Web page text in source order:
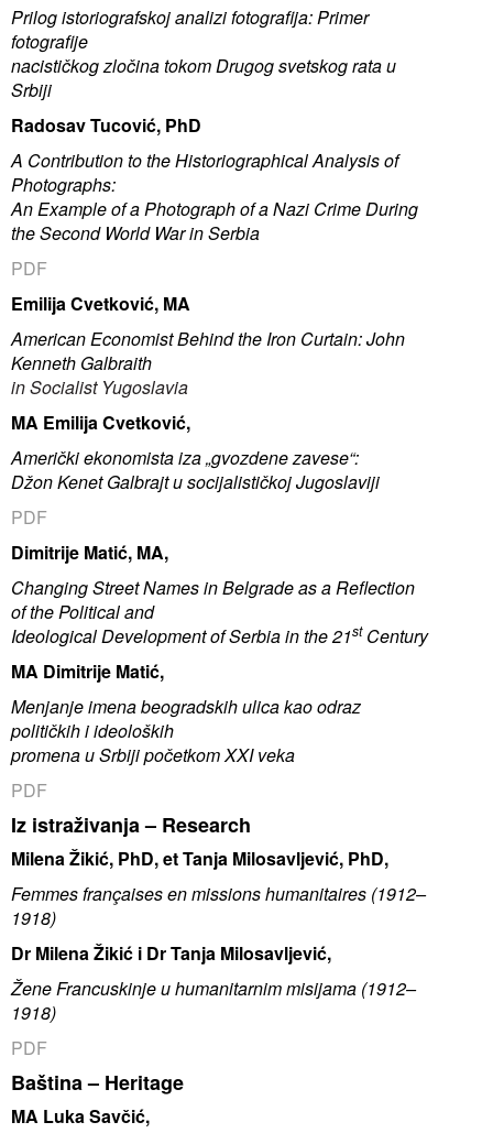
Prilog istoriografskoj analizi fotografija: Primer
fotografije
nacističkog zločina tokom Drugog svetskog rata u
Srbiji
Radosav Tucović, PhD
A Contribution to the Historiographical Analysis of
Photographs:
An Example of a Photograph of a Nazi Crime During
the Second World War in Serbia
PDF
Emilija Cvetković, MA
American Economist Behind the Iron Curtain: John
Kenneth Galbraith
in Socialist Yugoslavia
MA Emilija Cvetković,
Američki ekonomista iza „gvozdene zavese“:
Džon Kenet Galbrajt u socijalističkoj Jugoslaviji
PDF
Dimitrije Matić, MA,
Changing Street Names in Belgrade as a Reflection
of the Political and
Ideological Development of Serbia in the 21stCentury
MA Dimitrije Matić,
Menjanje imena beogradskih ulica kao odraz
političkih i ideoloških
promena u Srbiji početkom XXI veka
PDF
Iz istraživanja – Research
Milena Žikić, PhD, et Tanja Milosavljević, PhD,
Femmes françaises en missions humanitaires (1912–
1918)
Dr Milena Žikić i Dr Tanja Milosavljević,
Žene Francuskinje u humanitarnim misijama (1912–
1918)
PDF
Baština – Heritage
MA Luka Savčić,